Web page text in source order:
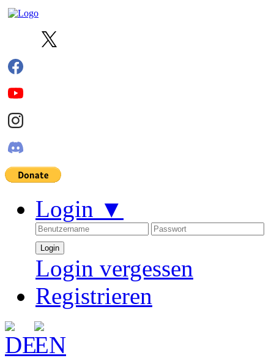
Login ▼
Login vergessen
Registrieren